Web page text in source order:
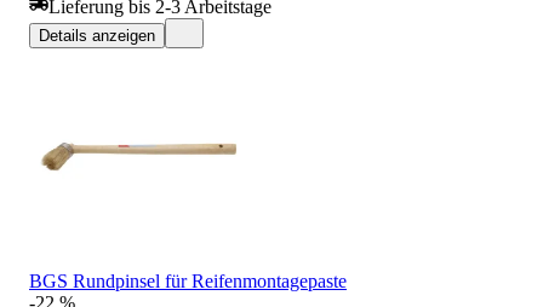
Lieferung bis 2-3 Arbeitstage
Details anzeigen
BGS Rundpinsel für Reifenmontagepaste
-22 %